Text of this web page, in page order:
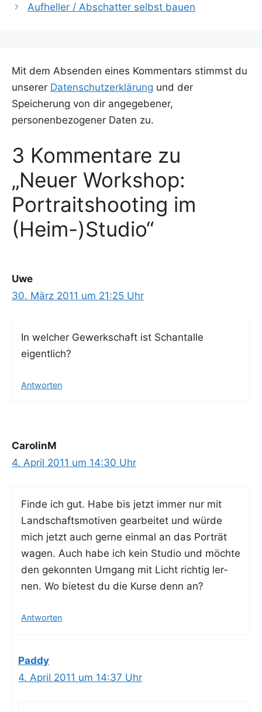
Aufheller / Abschatter selbst bauen
Mit dem Absenden eines Kommentars stimmst du
unserer Datenschutzerklärung und der
Speicherung von dir angegebener,
personenbezogener Daten zu.
3 Kommentare zu
„Neuer Workshop:
Portraitshooting im
(Heim-)Studio“
Uwe
30. März 2011 um 21:25 Uhr
In wel­cher Gewerk­schaft ist Schan­tal­le
eigentlich?
Antworten
CarolinM
4. April 2011 um 14:30 Uhr
Fin­de ich gut. Habe bis jetzt immer nur mit
Land­schafts­mo­ti­ven gear­bei­tet und wür­de
mich jetzt auch ger­ne ein­mal an das Por­trät
wagen. Auch habe ich kein Stu­dio und möch­te
den gekonn­ten Umgang mit Licht rich­tig ler­
nen. Wo bie­test du die Kur­se denn an?
Antworten
Paddy
4. April 2011 um 14:37 Uhr